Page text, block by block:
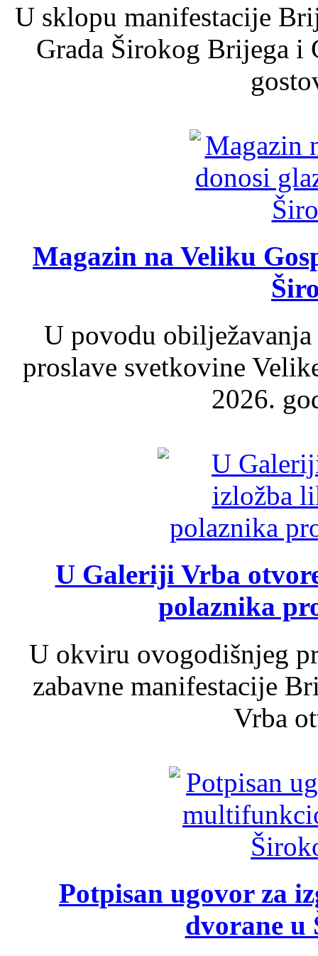
U sklopu manifestacije
Grada Širokog Brijega
Magazin na Veliku
U povodu
proslave svetkovine
2026.
U Galeriji Vrba
polaznika
U okviru ovogodišnjeg
zabavne manifestacije
Vrba
Potpisan ugovor za
dvorane u